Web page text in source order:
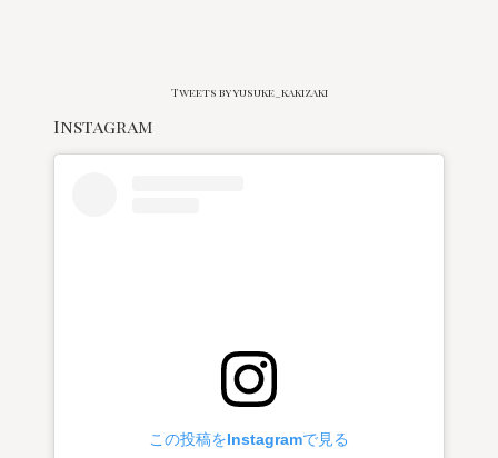
Tweets by yusuke_kakizaki
Instagram
この投稿をInstagramで見る